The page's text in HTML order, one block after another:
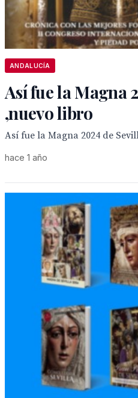
ANDALUCÍA
Así fue la Magna
,nuevo libro
Así fue la Magna 2024 de
hace 1 año